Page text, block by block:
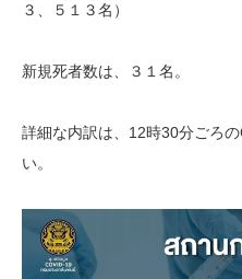
３、５１３名）
新規死者数は、３１名。
詳細な内訳は、12時30分ごろ
い。